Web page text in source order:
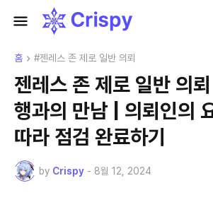
홈 #젠레스 존 제로 일반 의뢰
젠레스 존 제로 일반 의
행과의 만남 | 의뢰인의
따라 점검 완료하기
by Crispy - 8월 12, 2024